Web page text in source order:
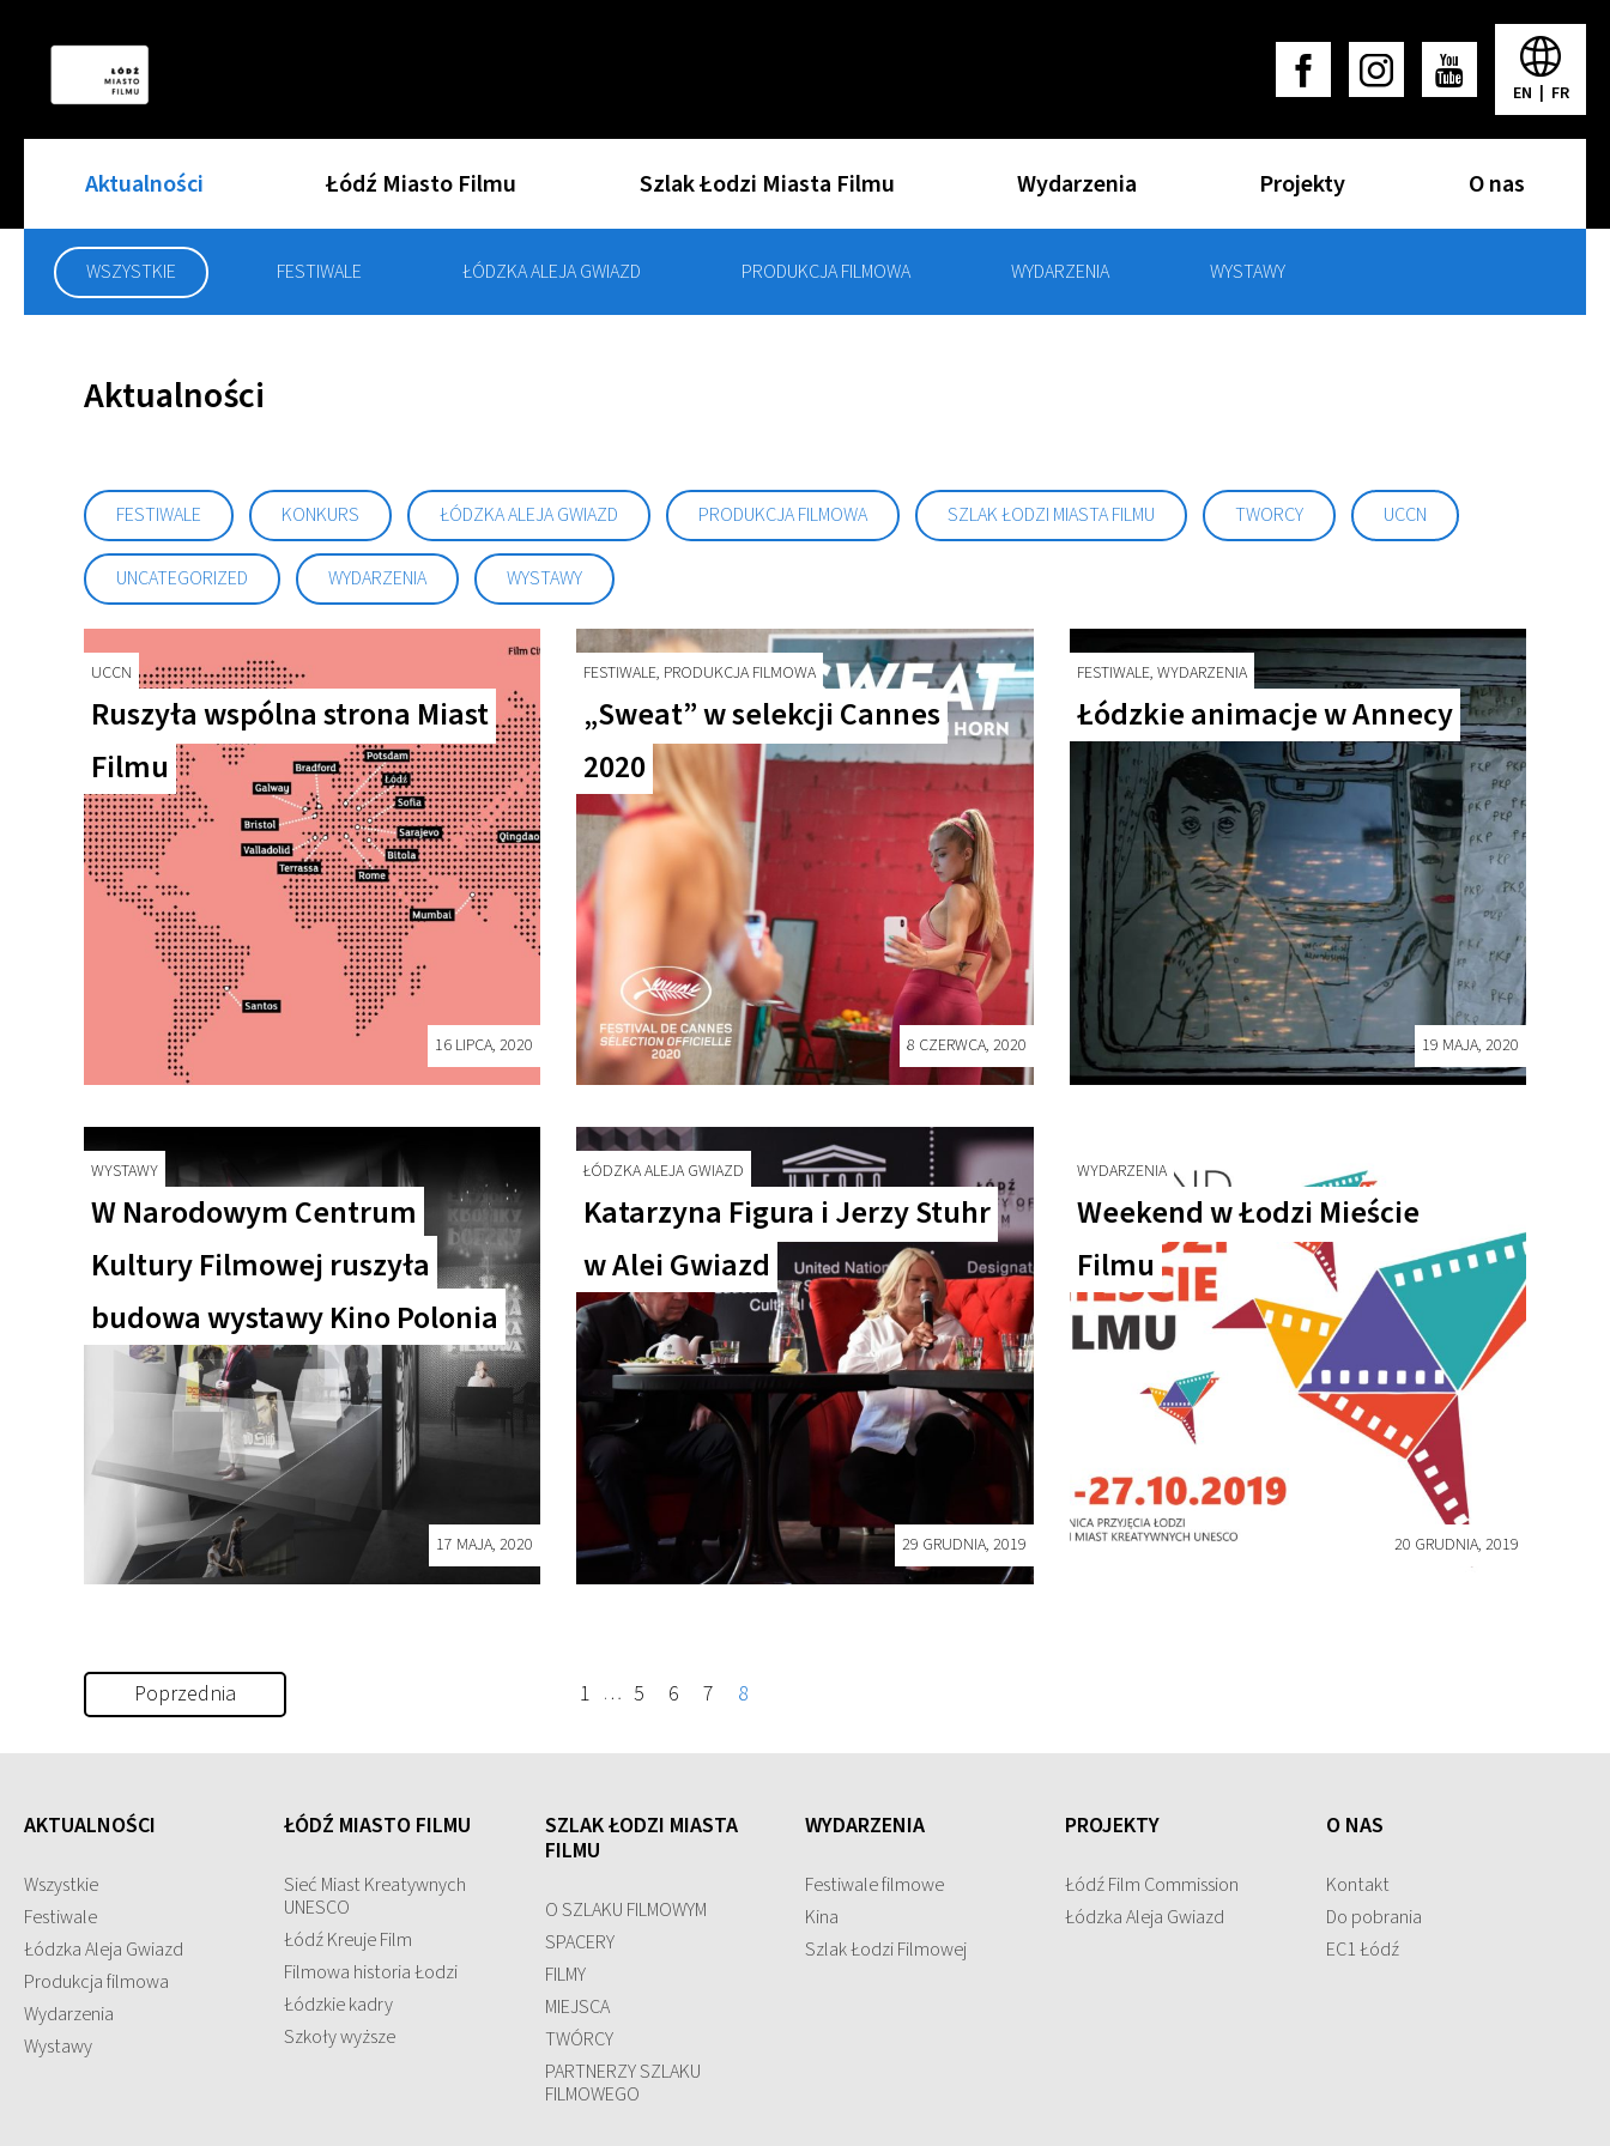
EN FR
Aktualności
WSZYSTKIE FESTIWALE ŁÓDZKA ALEJA GWIAZD PRODUKCJA FILMOWA WYDARZENIA WYSTAWY
Łódź Miasto Filmu Szlak Łodzi Miasta Filmu Wydarzenia Projekty O nas
Aktualności
FESTIWALE KONKURS ŁÓDZKA ALEJA GWIAZD PRODUKCJA FILMOWA SZLAK ŁODZI MIASTA FILMU TWORCY UCCN
UNCATEGORIZED WYDARZENIA WYSTAWY
UCCN
Ruszyła wspólna strona Miast
Filmu
16 LIPCA, 2020
FESTIWALE, PRODUKCJA FILMOWA
„Sweat” w selekcji Cannes
2020
8 CZERWCA, 2020
FESTIWALE, WYDARZENIA
Łódzkie animacje w Annecy
19 MAJA, 2020
WYSTAWY
W Narodowym Centrum
Kultury Filmowej ruszyła
budowa wystawy Kino Polonia
17 MAJA, 2020
ŁÓDZKA ALEJA GWIAZD
Katarzyna Figura i Jerzy Stuhr
w Alei Gwiazd
29 GRUDNIA, 2019
WYDARZENIA
Weekend w Łodzi Mieście
Filmu
20 GRUDNIA, 2019
Poprzednia 1 … 5 6 7 8
AKTUALNOŚCI
Wszystkie
Festiwale
Łódzka Aleja Gwiazd
Produkcja filmowa
Wydarzenia
Wystawy
ŁÓDŹ MIASTO FILMU
Sieć Miast Kreatywnych
UNESCO
Łódź Kreuje Film
Filmowa historia Łodzi
Łódzkie kadry
Szkoły wyższe
SZLAK ŁODZI MIASTA
FILMU
O SZLAKU FILMOWYM
SPACERY
FILMY
MIEJSCA
TWÓRCY
PARTNERZY SZLAKU
FILMOWEGO
WYDARZENIA
Festiwale filmowe
Kina
Szlak Łodzi Filmowej
PROJEKTY
Łódź Film Commission
Łódzka Aleja Gwiazd
O NAS
Kontakt
Do pobrania
EC1 Łódź